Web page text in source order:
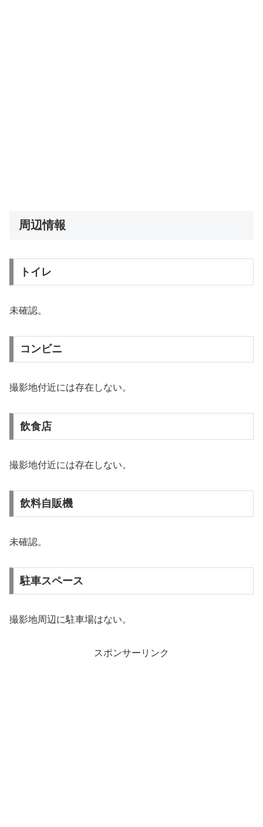
周辺情報
トイレ
未確認。
コンビニ
撮影地付近には存在しない。
飲食店
撮影地付近には存在しない。
飲料自販機
未確認。
駐車スペース
撮影地周辺に駐車場はない。
スポンサーリンク